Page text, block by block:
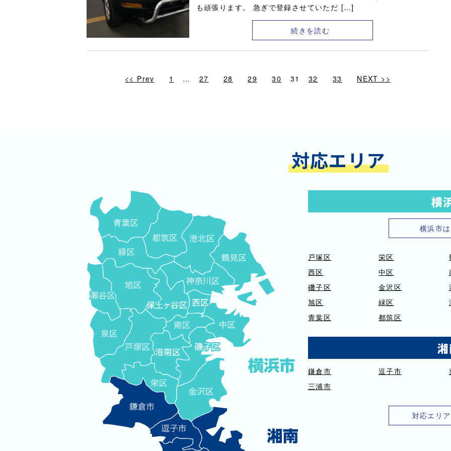
も頑張ります。 急ぎで登録させていただ […]
続きを読む
<< Prev 1 … 27 28 29 30 31 32 33 NEXT >>
対応エリア
横
横浜市
戸塚区 栄区
西区
中区
磯子区
金沢区
旭区
緑区
青葉区
都筑区
鎌倉市 逗子市
三浦市
対応エリ